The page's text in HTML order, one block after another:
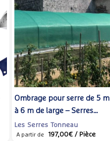
Ombrage pour serre de 5 m
à 6 m de large – Serres
Tonneau
Les Serres Tonneau
A partir de 197,00€ / Pièce